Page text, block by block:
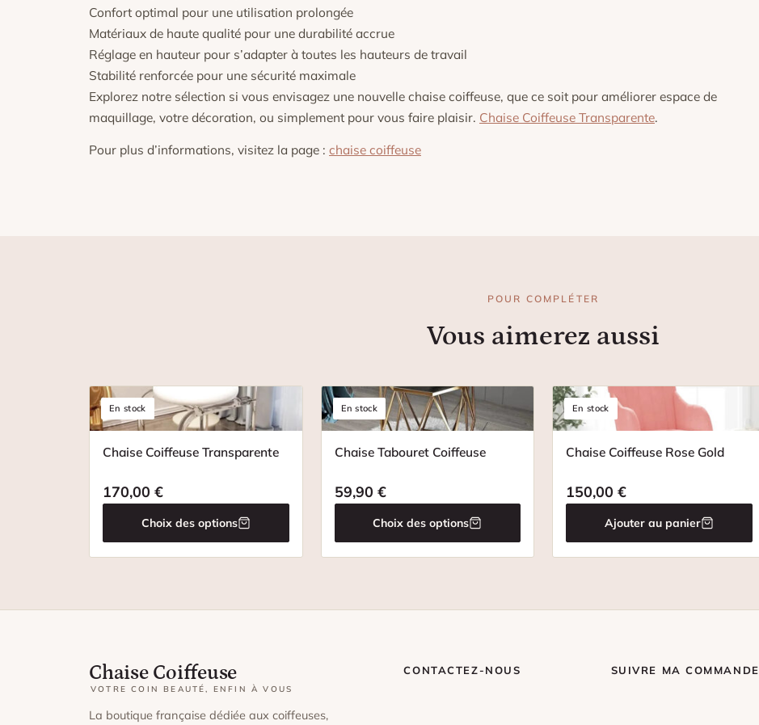
Confort optimal pour une utilisation prolongée
Matériaux de haute qualité pour une durabilité accrue
Réglage en hauteur pour s’adapter à toutes les hauteurs de travail
Stabilité renforcée pour une sécurité maximale
Explorez notre sélection si vous envisagez une nouvelle chaise coiffeuse, que ce soit pour améliorer espace de
maquillage, votre décoration, ou simplement pour vous faire plaisir. Chaise Coiffeuse Transparente.
Pour plus d’informations, visitez la page : chaise coiffeuse
POUR COMPLÉTER
Vous aimerez aussi
En stock
Chaise Coiffeuse Transparente
170,00 €
Choix des options
En stock
Chaise Tabouret Coiffeuse
59,90 €
Choix des options
En stock
Chaise Coiffeuse Rose Gold
150,00 €
Ajouter au panier
Chaise Coiffeuse
VOTRE COIN BEAUTÉ, ENFIN À VOUS
La boutique française dédiée aux coiffeuses,
CONTACTEZ-NOUS SUIVRE MA COMMANDE